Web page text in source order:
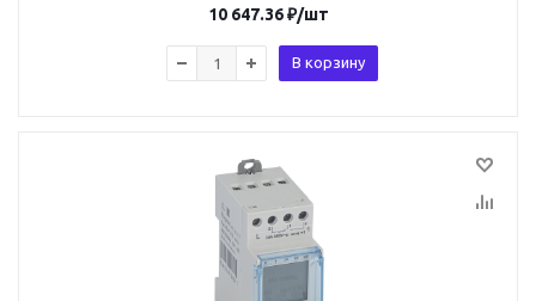
10 647.36₽/шт
В корзину